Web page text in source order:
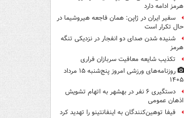
هرمز ادامه دارد
سفیر ایران در ژاپن: همان فاجعه هیروشیما در
حال تکرار است
شنیده شدن صدای دو انفجار در نزدیکی تنگه
هرمز
تکذیب شایعه معافیت سربازان فراری
روزنامه‌های ورزشی امروز پنج‌شنبه ۱۵ مرداد
۱۴۰۵
دستگیری ۶ نفر در بهشهر به اتهام تشویش
اذهان عمومی
فیفا توهین‌کنندگان به اینفانتینو را تهدید کرد